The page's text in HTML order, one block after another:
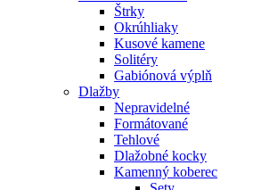
Štrky
Okrúhliaky
Kusové kamene
Solitéry
Gabiónová výplň
Dlažby
Nepravidelné
Formátované
Tehlové
Dlažobné kocky
Kamenný koberec